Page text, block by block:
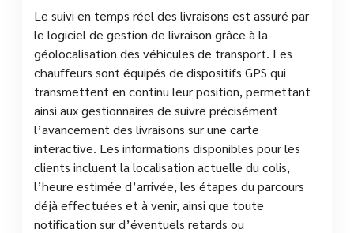
Le suivi en temps réel des livraisons est assuré par
le logiciel de gestion de livraison grâce à la
géolocalisation des véhicules de transport. Les
chauffeurs sont équipés de dispositifs GPS qui
transmettent en continu leur position, permettant
ainsi aux gestionnaires de suivre précisément
l’avancement des livraisons sur une carte
interactive. Les informations disponibles pour les
clients incluent la localisation actuelle du colis,
l’heure estimée d’arrivée, les étapes du parcours
déjà effectuées et à venir, ainsi que toute
notification sur d’éventuels retards ou